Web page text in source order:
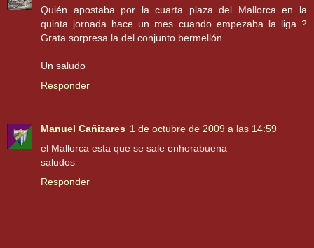
Quién apostaba por la cuarta plaza del Mallorca en la
quinta jornada hace un mes cuando empezaba la liga ?
Grata sorpresa la del conjunto bermellón .
Un saludo
Responder
Manuel Cañizares 1 de octubre de 2009 a las 14:59
el Mallorca esta que se sale enhorabuena
saludos
Responder